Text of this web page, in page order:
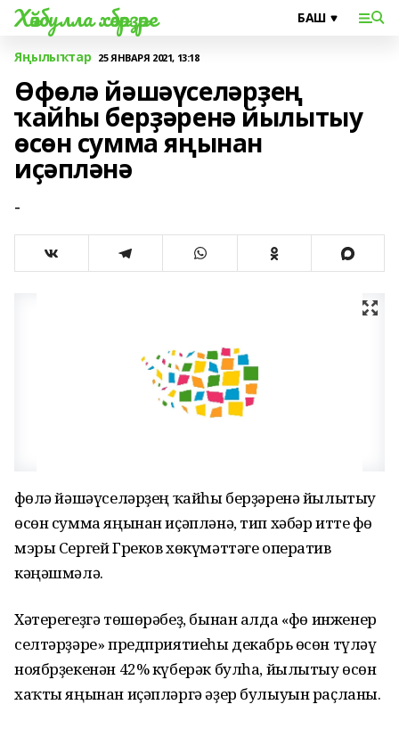
Хәйбулла хәбәрҙәре
Яңылыҡтар 25 ЯНВАРЯ 2021, 13:18
Өфөлә йәшәүселәрҙең
ҡайһы берҙәренә йылытыу
өсөн сумма яңынан
иҫәпләнә
-
Өфөлә йәшәүселәрҙең ҡайһы берҙәренә йылытыу
өсөн сумма яңынан иҫәпләнә, тип хәбәр итте Өфө
мэры Сергей Греков хөкүмәттәге оператив
кәңәшмәлә.
Хәтерегеҙгә төшөрәбеҙ, бынан алда «Өфө инженер
селтәрҙәре» предприятиеһы декабрь өсөн түләү
ноябрҙекенән 42% күберәк булһа, йылытыу өсөн
хаҡты яңынан иҫәпләргә әҙер булыуын раҫланы.